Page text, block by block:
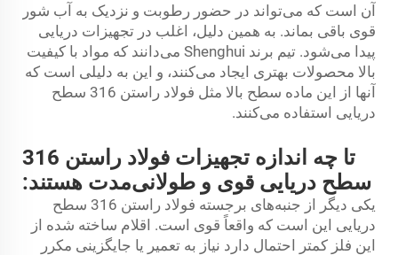
آن است که می‌تواند در حضور رطوبت و نزدیک به آب شور
قوی باقی بماند. به همین دلیل، اغلب در تجهیزات دریایی
پیدا می‌شود. تیم برند Shenghui می‌دانند که مواد با کیفیت
بالا محصولات بهتری ایجاد می‌کنند، و این به دلیلی است که
آنها از این ماده سطح بالا مثل فولاد راستن 316 سطح
دریایی استفاده می‌کنند.
تا چه اندازه تجهیزات فولاد راستن 316
سطح دریایی قوی و طولانی‌مدت هستند:
یکی دیگر از جنبه‌های برجسته فولاد راستن 316 سطح
دریایی این است که واقعاً قوی است. اقلام ساخته شده از
این فلز کمتر احتمال دارد نیاز به تعمیر یا جایگزینی مکرر